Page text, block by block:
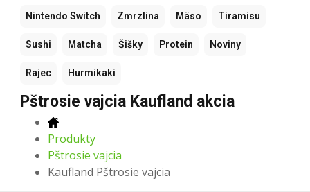
Nintendo Switch Zmrzlina Mäso Tiramisu
Sushi Matcha Šišky Protein Noviny
Rajec Hurmikaki
Pštrosie vajcia Kaufland akcia
Produkty
Pštrosie vajcia
Kaufland Pštrosie vajcia